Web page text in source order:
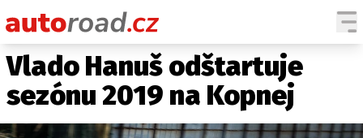
AUTA
TESTY AUT
NOVINKY
Vlado Hanuš odštartuje
sezónu 2019 na Kopnej